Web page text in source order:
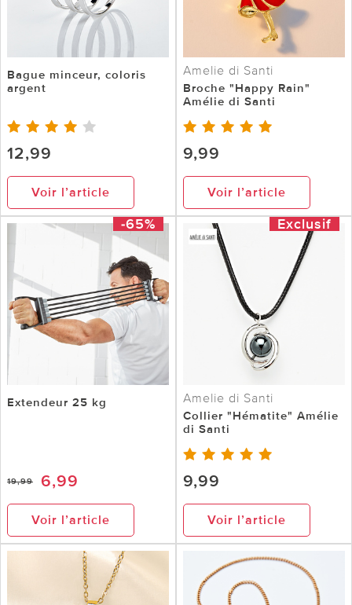
Bague minceur, coloris
argent
12,99
Voir l’article
Amelie di Santi
Broche "Happy Rain"
Amélie di Santi
9,99
Voir l’article
-65%
Extendeur 25 kg
19,99 6,99
Voir l’article
Exclusif
Amelie di Santi
Collier "Hématite" Amélie
di Santi
9,99
Voir l’article